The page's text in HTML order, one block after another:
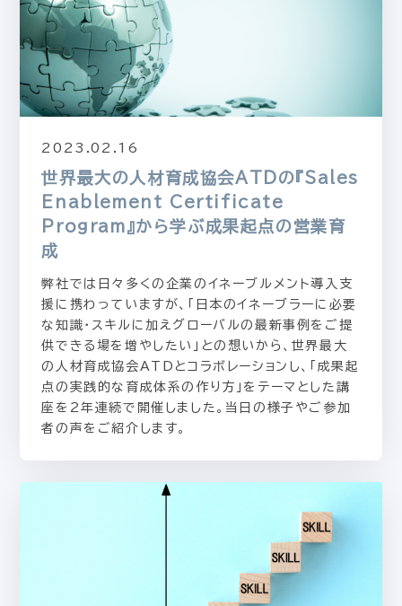
2023.02.16
世界最大の人材育成協会ATDの『Sales
Enablement Certificate
Program』から学ぶ成果起点の営業育
成
弊社では日々多くの企業のイネーブルメント導入支
援に携わっていますが、「日本のイネーブラーに必要
な知識・スキルに加えグローバルの最新事例をご提
供できる場を増やしたい」との想いから、世界最大
の人材育成協会ATDとコラボレーションし、「成果起
点の実践的な育成体系の作り方」をテーマとした講
座を2年連続で開催しました。当日の様子やご参加
者の声をご紹介します。